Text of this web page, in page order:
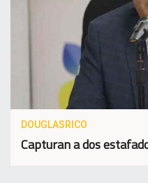
DOUGLASRICO
Capturan a dos